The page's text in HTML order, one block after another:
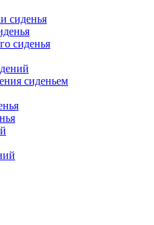
сиденья
сиденья
сиденьем